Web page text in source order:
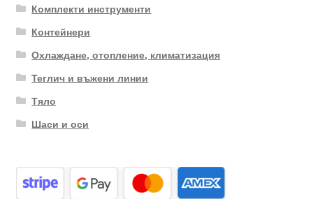
Комплекти инструменти
Контейнери
Охлаждане, отопление, климатизация
Теглич и въжени линии
Тяло
Шаси и оси